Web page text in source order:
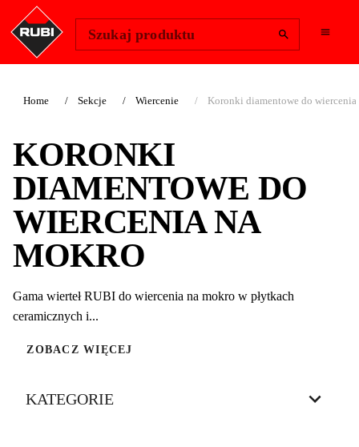
Szukaj produktu
Home Sekcje Wiercenie Koronki diamentowe do wiercenia
KORONKI
DIAMENTOWE DO
WIERCENIA NA
MOKRO
Gama wierteł RUBI do wiercenia na mokro w płytkach
ceramicznych i...
ZOBACZ WIĘCEJ
KATEGORIE